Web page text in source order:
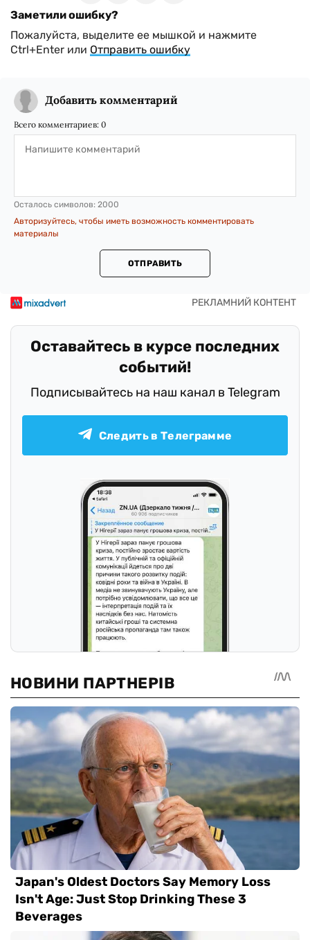
Заметили ошибку?
Пожалуйста, выделите ее мышкой и нажмите
Ctrl+Enter или Отправить ошибку
Добавить комментарий
Всего комментариев: 0
Осталось символов: 2000
Авторизуйтесь, чтобы иметь возможность комментировать
материалы
ОТПРАВИТЬ
Оставайтесь в курсе последних
событий!
Подписывайтесь на наш канал в Telegram
Следить в Телеграмме